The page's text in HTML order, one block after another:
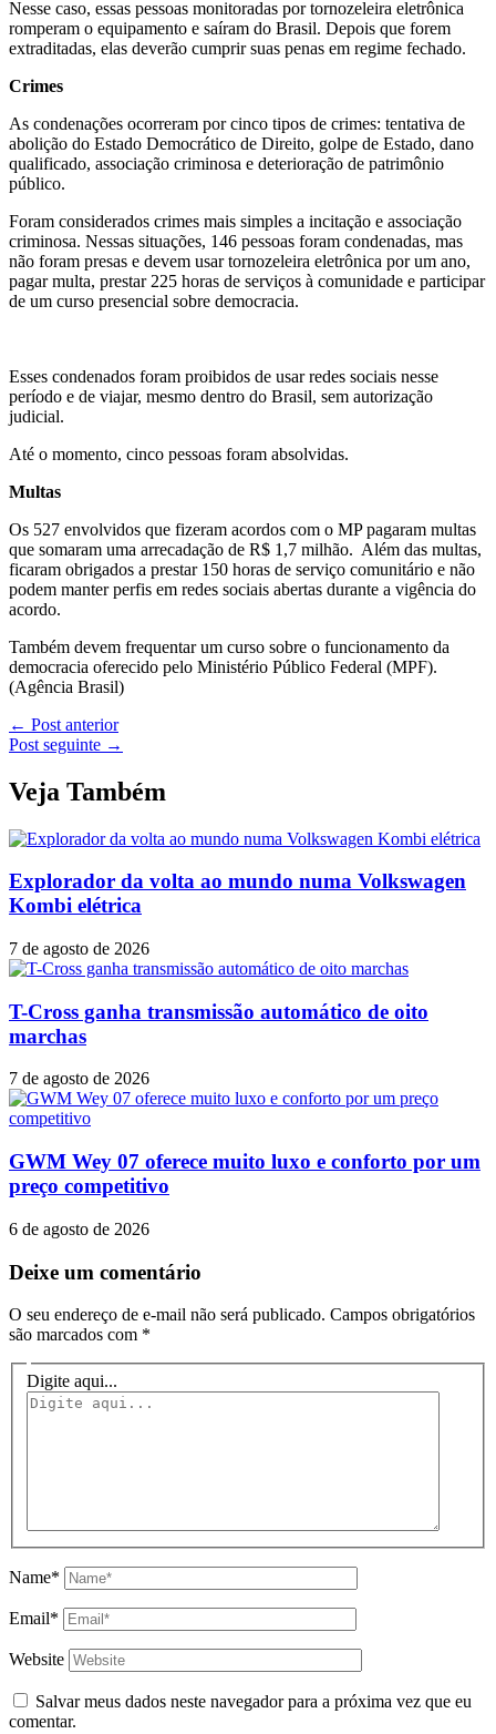
Nesse caso, essas pessoas monitoradas por tornozeleira eletrônica
romperam o equipamento e saíram do Brasil. Depois que forem
extraditadas, elas deverão cumprir suas penas em regime fechado.
Crimes
As condenações ocorreram por cinco tipos de crimes: tentativa de
abolição do Estado Democrático de Direito, golpe de Estado, dano
qualificado, associação criminosa e deterioração de patrimônio
público.
Foram considerados crimes mais simples a incitação e associação
criminosa. Nessas situações, 146 pessoas foram condenadas, mas
não foram presas e devem usar tornozeleira eletrônica por um ano,
pagar multa, prestar 225 horas de serviços à comunidade e participar
de um curso presencial sobre democracia.
Esses condenados foram proibidos de usar redes sociais nesse
período e de viajar, mesmo dentro do Brasil, sem autorização
judicial.
Até o momento, cinco pessoas foram absolvidas.
Multas
Os 527 envolvidos que fizeram acordos com o MP pagaram multas
que somaram uma arrecadação de R$ 1,7 milhão. Além das multas,
ficaram obrigados a prestar 150 horas de serviço comunitário e não
podem manter perfis em redes sociais abertas durante a vigência do
acordo.
Também devem frequentar um curso sobre o funcionamento da
democracia oferecido pelo Ministério Público Federal (MPF).
(Agência Brasil)
← Post anterior
Post seguinte →
Veja Também
Explorador da volta ao mundo numa Volkswagen
Kombi elétrica
7 de agosto de 2026
T-Cross ganha transmissão automático de oito
marchas
7 de agosto de 2026
GWM Wey 07 oferece muito luxo e conforto por um
preço competitivo
6 de agosto de 2026
Deixe um comentário
O seu endereço de e-mail não será publicado. Campos obrigatórios
são marcados com *
Digite aqui...
Name*
Email*
Website
Salvar meus dados neste navegador para a próxima vez que eu
comentar.